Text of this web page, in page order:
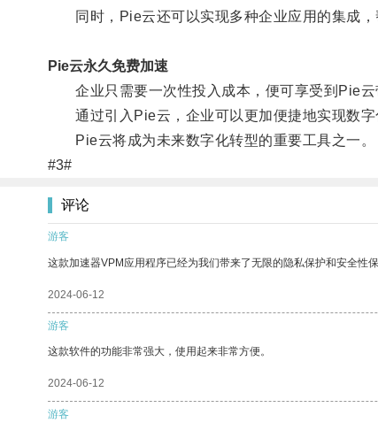
同时，Pie云还可以实现多种企业应用的集成，
Pie云永久免费加速
企业只需要一次性投入成本，便可享受到Pie云
通过引入Pie云，企业可以更加便捷地实现数字
Pie云将成为未来数字化转型的重要工具之一。
#3#
评论
游客
这款加速器VPM应用程序已经为我们带来了无限的隐私保护和安全性保
2024-06-12
游客
这款软件的功能非常强大，使用起来非常方便。
2024-06-12
游客